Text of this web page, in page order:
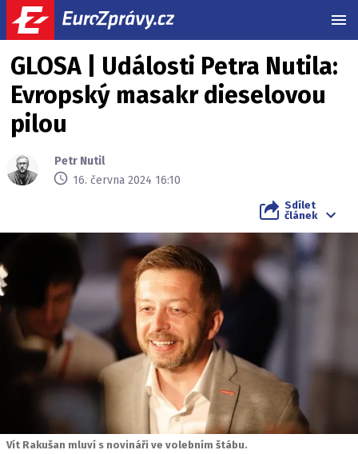
GLOSA | Události Petra Nutila:
Evropský masakr dieselovou
pilou
Petr Nutil
16. června 2024 16:10
Sdílet
článek
Vít Rakušan mluví s novináři ve volebním štábu.